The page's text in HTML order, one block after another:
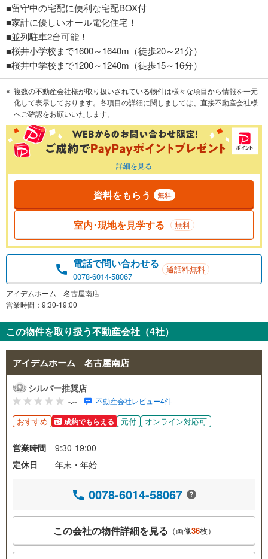
■留守中の宅配に便利な宅配BOX付
■家計に優しいオール電化住宅！
■並列駐車2台可能！
■桜井小学校まで1600～1640m（徒歩20～21分）
■桜井中学校まで1200～1240m（徒歩15～16分）
複数の不動産会社様が取り扱いされている物件は様々な項目から情報を一元
化して表示しております。各項目の詳細に関しましては、直接不動産会社様
へご確認をお願いいたします。
詳細を見る
資料をもらう 無料
室内･現地を見学する 無料
電話で問い合わせる
0078-6014-58067
通話料無料
アイデムホーム 名古屋南店
営業時間：9:30-19:00
この物件を取り扱う不動産会社（4社）
アイデムホーム 名古屋南店
シルバー推奨店
-.-- 不動産会社レビュー4件
おすすめ 成約でもらえる 元付 オンライン対応可
営業時間
9:30-19:00
定休日
年末・年始
0078-6014-58067
この会社の物件詳細を見る （画像36枚）